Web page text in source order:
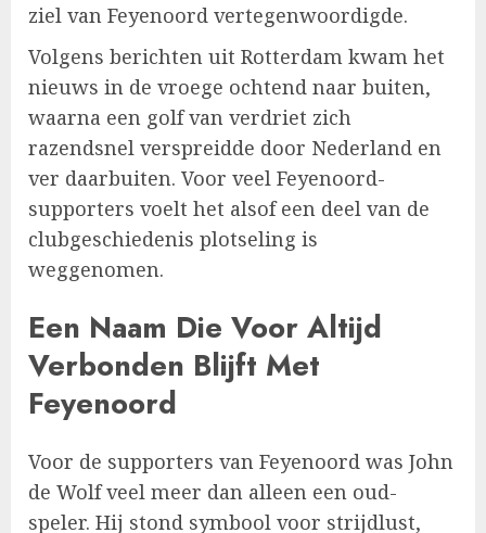
ziel van Feyenoord vertegenwoordigde.
Volgens berichten uit Rotterdam kwam het
nieuws in de vroege ochtend naar buiten,
waarna een golf van verdriet zich
razendsnel verspreidde door Nederland en
ver daarbuiten. Voor veel Feyenoord-
supporters voelt het alsof een deel van de
clubgeschiedenis plotseling is
weggenomen.
Een Naam Die Voor Altijd
Verbonden Blijft Met
Feyenoord
Voor de supporters van Feyenoord was John
de Wolf veel meer dan alleen een oud-
speler. Hij stond symbool voor strijdlust,